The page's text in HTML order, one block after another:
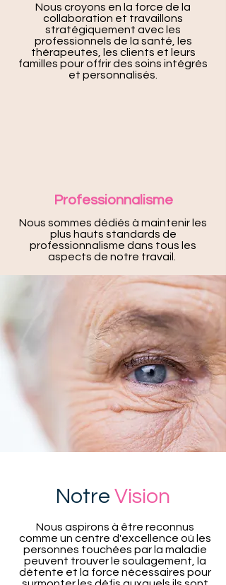
Nous croyons en la force de la
collaboration et travaillons
stratégiquement avec les
professionnels de la santé, les
thérapeutes, les clients et leurs
familles pour offrir des soins intégrés
et personnalisés.
Professionnalisme
Nous sommes dédiés à maintenir les
plus hauts standards de
professionnalisme dans tous les
aspects de notre travail.
Notre Vision
Nous aspirons à être reconnus
comme un centre d'excellence où les
personnes touchées par la maladie
peuvent trouver le soulagement, la
détente et la force nécessaires pour